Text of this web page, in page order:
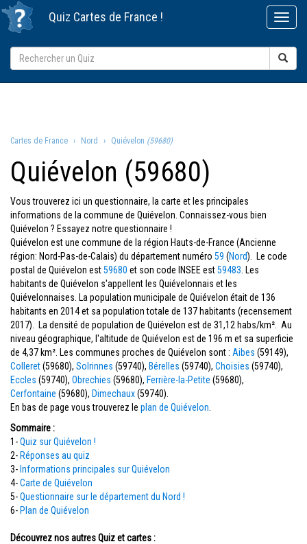
Quiz Cartes de France !
Cartes de France Nord Quiévelon (59680)
Quiévelon (59680)
Vous trouverez ici un questionnaire, la carte et les principales
informations de la commune de Quiévelon. Connaissez-vous bien
Quiévelon ? Essayez notre questionnaire !
Quiévelon est une commune de la région Hauts-de-France (Ancienne
région: Nord-Pas-de-Calais) du département numéro 59 (Nord). Le code
postal de Quiévelon est59680 et son code INSEE est59483 . Les
habitants de Quiévelon s'appellent les Quiévelonnais et les
Quiévelonnaises. La population municipale de Quiévelon était de 136
habitants en 2014 et sa population totale de 137 habitants (recensement
2017). La densité de population de Quiévelon est de 31,12 habs/km². Au
niveau géographique, l'altitude de Quiévelon est de 196 m et sa superficie
de 4,37 km². Les communes proches de Quiévelon sont : Aibes (59149),
Colleret(59680), Solrinnes (59740), Bérelles (59740), Choisies (59740),
Eccles (59740), Obrechies (59680), Ferrière-la-Petite (59680),
Cerfontaine (59680), Dimechaux(59740).
En bas de page vous trouverez le plan de Quiévelon
Sommaire :
1-Quiz sur Quiévelon !
2- Réponses au quiz
3- Informations principales sur Quiévelon
4-Carte de Quiévelon
5-Questionnaire sur le département du Nord !
6- Plan de Quiévelon
Découvrez nos autres Quiz et cartes :